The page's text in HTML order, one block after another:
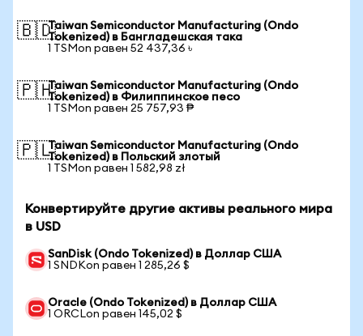
🇧🇩Taiwan Semiconductor Manufacturing (Ondo
Tokenized) в Бангладешская така
1 TSMon равен 52 437,36 ৳
🇵🇭Taiwan Semiconductor Manufacturing (Ondo
Tokenized) в Филиппинское песо
1 TSMon равен 25 757,93 ₱
🇵🇱Taiwan Semiconductor Manufacturing (Ondo
Tokenized) в Польский злотый
1 TSMon равен 1 582,98 zł
Конвертируйте другие активы реального мира
в USD
SanDisk (Ondo Tokenized) в Доллар США
1 SNDKon равен 1 285,26 $
Oracle (Ondo Tokenized) в Доллар США
1 ORCLon равен 145,02 $